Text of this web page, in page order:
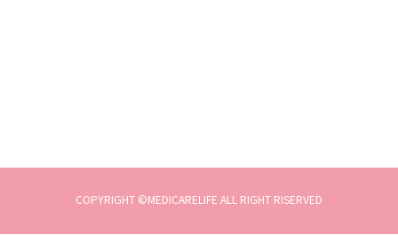
COPYRIGHT ©MEDICARELIFE ALL RIGHT RISERVED